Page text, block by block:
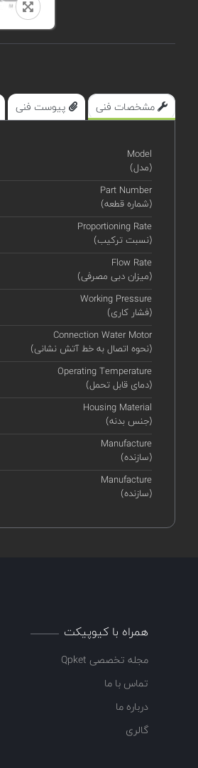
مشخصات فنی پیوست فنی
Model
(مدل)
Part Number
(شماره قطعه)
Proportioning Rate
(نسبت ترکیب)
Flow Rate
(میزان دبی مصرفی)
Working Pressure
(فشار کاری)
Connection Water Motor
(نحوه اتصال به خط آتش نشانی)
Operating Temperature
(دمای قابل تحمل)
Housing Material
(جنس بدنه)
Manufacture
(سازنده)
Manufacture
(سازنده)
همراه با کیوپیکت
مجله تخصصی Qpket
تماس با ما
درباره ما
گالری